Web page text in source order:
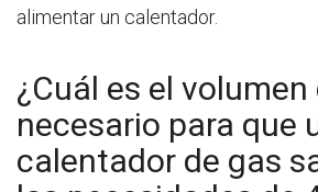
alimentar un calentador.
¿Cuál es el volumen
necesario para que
calentador de gas